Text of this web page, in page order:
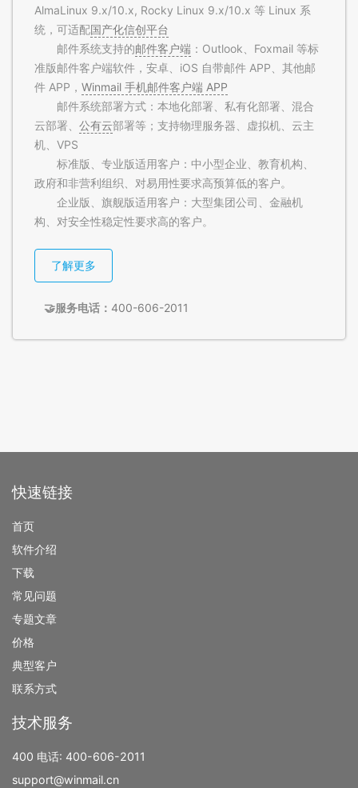
AlmaLinux 9.x/10.x, Rocky Linux 9.x/10.x 等 Linux 系
统，可适配国产化信创平台
邮件系统支持的邮件客户端 ：Outlook、Foxmail 等标
准版邮件客户端软件，安卓、iOS 自带邮件 APP、其他邮
件 APP， Winmail 手机邮件客户端 APP
邮件系统部署方式：本地化部署、私有化部署、混合
云部署、 公有云部署等；支持物理服务器、虚拟机、云主
机、VPS
标准版、专业版适用客户：中小型企业、教育机构、
政府和非营利组织、对易用性要求高预算低的客户。
企业版、旗舰版适用客户：大型集团公司、金融机
构、对安全性稳定性要求高的客户。
了解更多
🤝服务电话： 400-606-2011
快速链接
首页
软件介绍
下载
常见问题
专题文章
价格
典型客户
联系方式
技术服务
400 电话: 400-606-2011
support@winmail.cn